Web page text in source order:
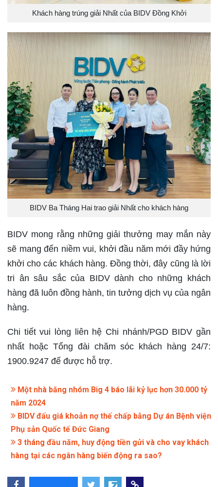
Khách hàng trúng giải Nhất của BIDV Đồng Khởi
BIDV Ba Tháng Hai trao giải Nhất cho khách hàng
BIDV mong rằng những giải thưởng may mắn này
sẽ mang đến niềm vui, khởi đầu năm mới đầy hứng
khởi cho các khách hàng. Đồng thời, đây cũng là lời
tri ân sâu sắc của BIDV dành cho những khách
hàng đã luôn đồng hành, tin tưởng dịch vụ của ngân
hàng.
Chi tiết vui lòng liên hệ Chi nhánh/PGD BIDV gần
nhất hoặc Tổng đài chăm sóc khách hàng 24/7:
1900.9247 để được hỗ trợ.
Một nhà băng nhóm Big 4 báo lãi kỷ lục hơn 30.000 tỷ
năm 2024
BIDV đấu giá khoản nợ thế chấp bằng Dự án Bệnh viện
Phụ sản Quốc tế Đức Giang
3 tháng đầu năm, huy động tiền gửi và cho vay khách
hàng tại các ngân hàng biến động ra sao?